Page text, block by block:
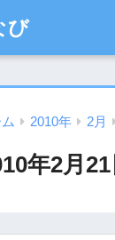
び
2010年 2月
年2月